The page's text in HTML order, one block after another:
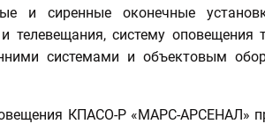
и сиренные оконечные
телевещания, систему оповещения
системами и объектовым
КПАСО-Р «МАРС-АРСЕНАЛ»